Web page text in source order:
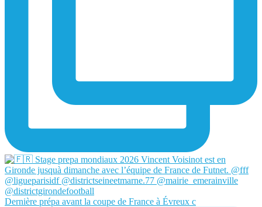
Dernière prépa avant la coupe de France à Évreux c